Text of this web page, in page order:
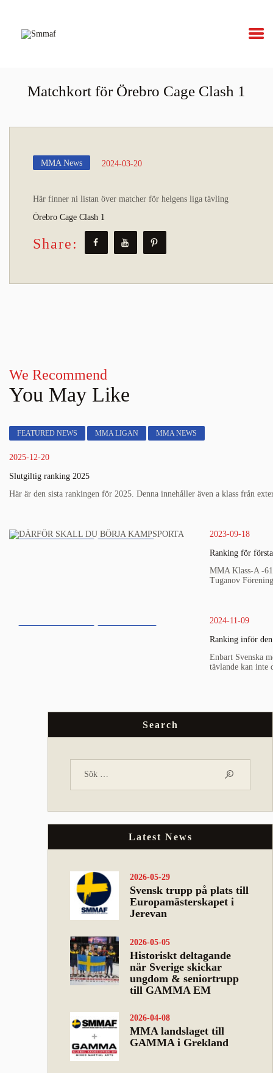
Matchkort för Örebro Cage Clash 1
REGELVERK
KOMMANDE
EVENEMANG
FÖRBUNDET
MMA News 2024-03-20
Här finner ni listan över matcher för helgens liga tävling
Örebro Cage Clash 1
Share:
We Recommend
You May Like
FEATURED NEWS MMA LIGAN MMA NEWS
2025-12-20
Slutgiltig ranking 2025
Här är den sista rankingen för 2025. Denna innehåller även a klass från
2023-09-18
Ranking för
MMA Klass-A -
Tuganov
2024-11-09
Ranking inför
Enbart Svenska
tävlande kan inte
Search
Latest News
Svensk trupp på plats till
Europamästerskapet i
Jerevan
2026-05-29
Historiskt deltagande
när Sverige skickar
ungdom & seniortrupp
till GAMMA EM
2026-05-05
MMA landslaget till
GAMMA i Grekland
2026-04-08